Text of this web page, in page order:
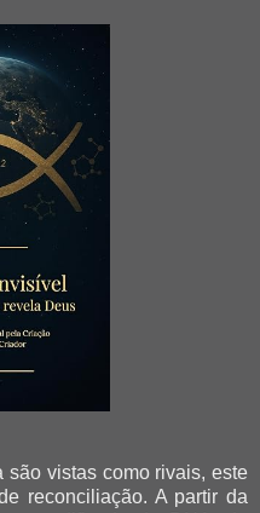
são vistas como rivais, este
reconciliação. A partir da